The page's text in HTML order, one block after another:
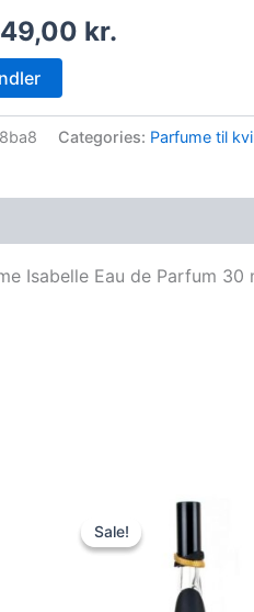
69,00 kr..
49,00 kr.
Categories: Parfume til
Isabelle Eau de Parfum 30
Sale!
Sale!
Original
was:
500,00 kr..